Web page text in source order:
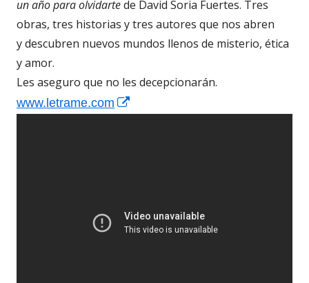
un año para olvidartede David Soria Fuertes. Tres
obras, tres historias y tres autores que nos abren
y descubren nuevos mundos llenos de misterio, ética
y amor.
Les aseguro que no les decepcionarán.
www.letrame.com